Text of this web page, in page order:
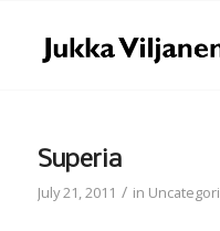
Superia
July 21, 2011 / in